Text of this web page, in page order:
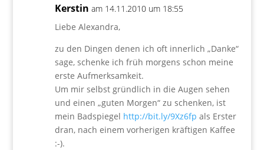
Kerstin am 14.11.2010 um 18:55
Liebe Alexandra,
zu den Dingen denen ich oft innerlich „Danke“
sage, schenke ich früh morgens schon meine
erste Aufmerksamkeit.
Um mir selbst gründlich in die Augen sehen
und einen „guten Morgen“ zu schenken, ist
mein Badspiegel http://bit.ly/9Xz6fp als Erster
dran, nach einem vorherigen kräftigen Kaffee
:-).